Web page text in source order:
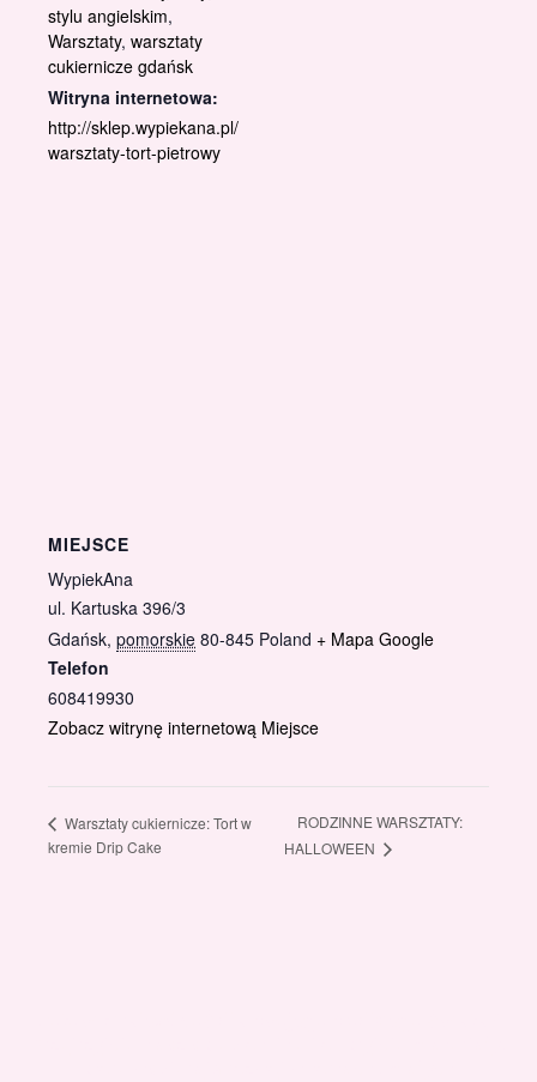
stylu angielskim,
Warsztaty, warsztaty
cukiernicze gdańsk
Witryna internetowa:
http://sklep.wypiekana.pl/
warsztaty-tort-pietrowy
MIEJSCE
WypiekAna
ul. Kartuska 396/3
Gdańsk, pomorskie 80-845 Poland + Mapa Google
Telefon
608419930
Zobacz witrynę internetową Miejsce
Warsztaty cukiernicze: Tort w
kremie Drip Cake
RODZINNE WARSZTATY:
HALLOWEEN